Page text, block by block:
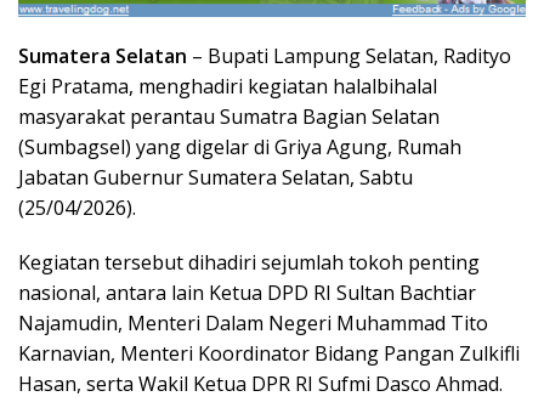
Sumatera Selatan – Bupati Lampung Selatan, Radityo
Egi Pratama, menghadiri kegiatan halalbihalal
masyarakat perantau Sumatra Bagian Selatan
(Sumbagsel) yang digelar di Griya Agung, Rumah
Jabatan Gubernur Sumatera Selatan, Sabtu
(25/04/2026).
Kegiatan tersebut dihadiri sejumlah tokoh penting
nasional, antara lain Ketua DPD RI Sultan Bachtiar
Najamudin, Menteri Dalam Negeri Muhammad Tito
Karnavian, Menteri Koordinator Bidang Pangan Zulkifli
Hasan, serta Wakil Ketua DPR RI Sufmi Dasco Ahmad.